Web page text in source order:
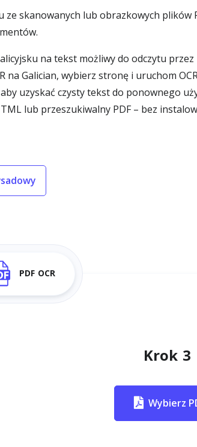
skanowanych lub obrazkowych plików
na tekst możliwy do odczytu
Galician, wybierz stronę i uruchom
uzyskać czysty tekst do ponownego
lub przeszukiwalny PDF – bez
PDF OCR
Krok 3
Wybierz